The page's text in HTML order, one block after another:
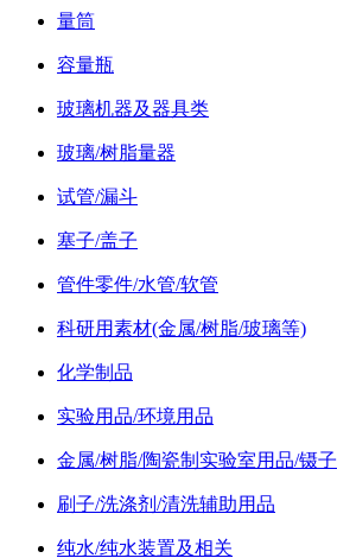
量筒
容量瓶
玻璃机器及器具类
玻璃/树脂量器
试管/漏斗
塞子/盖子
管件零件/水管/软管
科研用素材(金属/树脂/玻璃等)
化学制品
实验用品/环境用品
金属/树脂/陶瓷制实验室用品/镊子
刷子/洗涤剂/清洗辅助用品
纯水/纯水装置及相关